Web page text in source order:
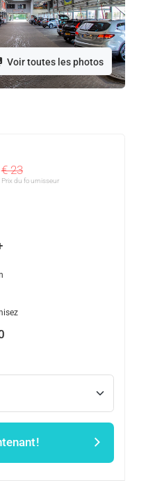
Voir toutes les photos
€ 23
Prix ​​du fournisseur